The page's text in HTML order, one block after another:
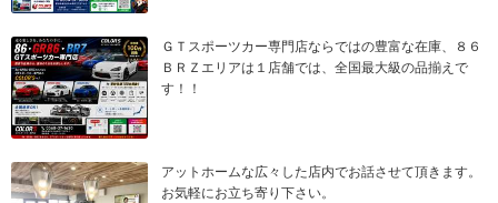
ＧＴスポーツカー専門店ならではの豊富な在庫、８６
ＢＲＺエリアは１店舗では、全国最大級の品揃えで
す！！
アットホームな広々した店内でお話させて頂きます。
お気軽にお立ち寄り下さい。